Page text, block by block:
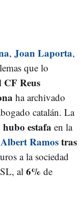
, Joan Laporta,
que lo
CF Reus
ha archivado
catalán. La
hubo estafa en la
Albert Ramostras
a la sociedad
al 6% de